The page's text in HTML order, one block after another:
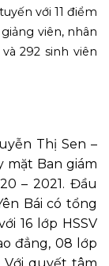
với 11 điểm
viên, nhân
292 sinh viên
Thị Sen –
mặt Ban giám
– 2021. Đầu
Bái có tổng
16 lớp HSSV
đẳng, 08 lớp